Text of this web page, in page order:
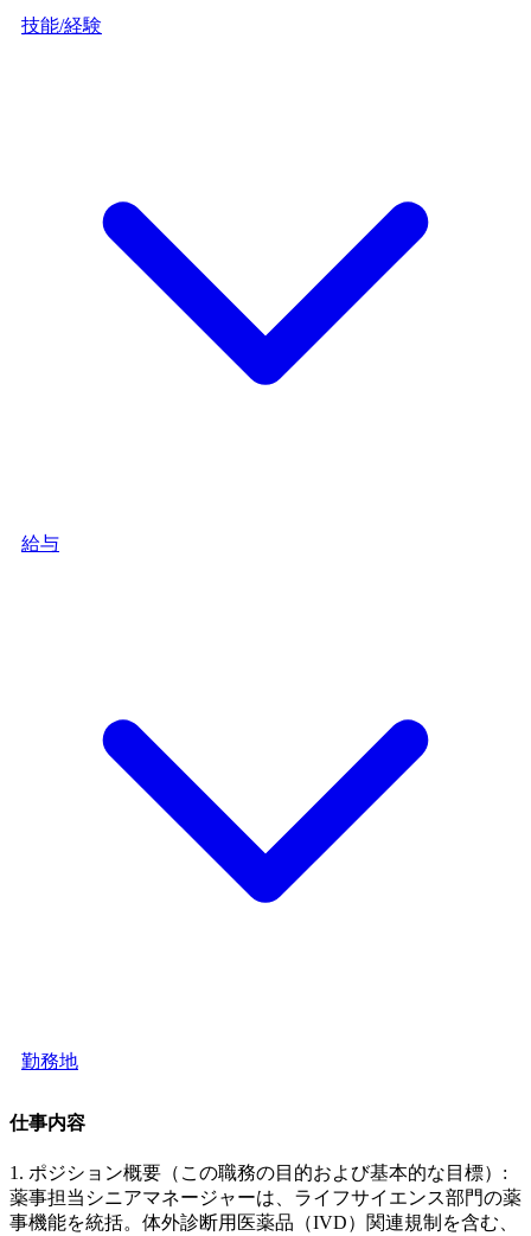
技能/経験
給与
勤務地
仕事内容
1. ポジション概要（この職務の目的および基本的な目標）:
薬事担当シニアマネージャーは、ライフサイエンス部門の薬
事機能を統括。体外診断用医薬品（IVD）関連規制を含む、